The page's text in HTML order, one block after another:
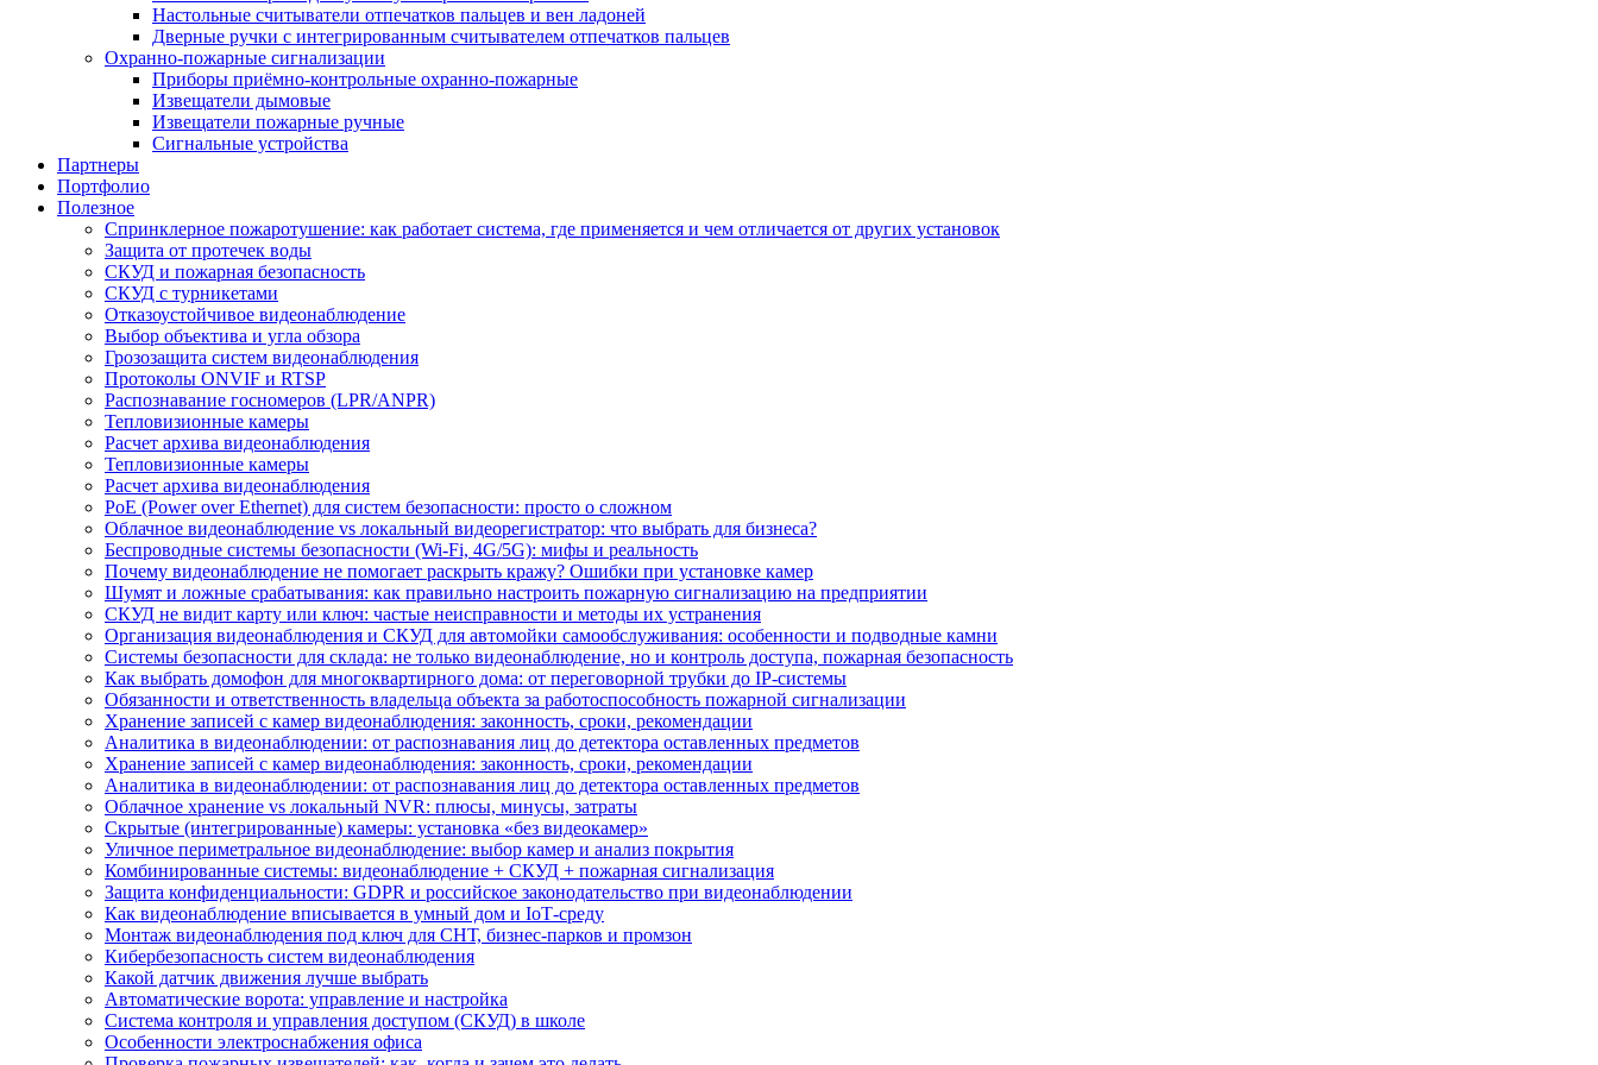
Настольные считыватели отпечатков пальцев и вен ладоней
Дверные ручки с интегрированным считывателем отпечатков пальцев
Охранно-пожарные сигнализации
Приборы приёмно-контрольные охранно-пожарные
Извещатели дымовые
Извещатели пожарные ручные
Сигнальные устройства
Партнеры
Портфолио
Полезное
Спринклерное пожаротушение: как работает система, где применяется и чем отличается от других установок
Защита от протечек воды
СКУД и пожарная безопасность
СКУД с турникетами
Отказоустойчивое видеонаблюдение
Выбор объектива и угла обзора
Грозозащита систем видеонаблюдения
Протоколы ONVIF и RTSP
Распознавание госномеров (LPR/ANPR)
Тепловизионные камеры
Расчет архива видеонаблюдения
Тепловизионные камеры
Расчет архива видеонаблюдения
PoE (Power over Ethernet) для систем безопасности: просто о сложном
Облачное видеонаблюдение vs локальный видеорегистратор: что выбрать для бизнеса?
Беспроводные системы безопасности (Wi-Fi, 4G/5G): мифы и реальность
Почему видеонаблюдение не помогает раскрыть кражу? Ошибки при установке камер
Шумят и ложные срабатывания: как правильно настроить пожарную сигнализацию на предприятии
СКУД не видит карту или ключ: частые неисправности и методы их устранения
Организация видеонаблюдения и СКУД для автомойки самообслуживания: особенности и подводные камни
Системы безопасности для склада: не только видеонаблюдение, но и контроль доступа, пожарная безопасность
Как выбрать домофон для многоквартирного дома: от переговорной трубки до IP-системы
Обязанности и ответственность владельца объекта за работоспособность пожарной сигнализации
Хранение записей с камер видеонаблюдения: законность, сроки, рекомендации
Аналитика в видеонаблюдении: от распознавания лиц до детектора оставленных предметов
Хранение записей с камер видеонаблюдения: законность, сроки, рекомендации
Аналитика в видеонаблюдении: от распознавания лиц до детектора оставленных предметов
Облачное хранение vs локальный NVR: плюсы, минусы, затраты
Скрытые (интегрированные) камеры: установка «без видеокамер»
Уличное периметральное видеонаблюдение: выбор камер и анализ покрытия
Комбинированные системы: видеонаблюдение + СКУД + пожарная сигнализация
Защита конфиденциальности: GDPR и российское законодательство при видеонаблюдении
Как видеонаблюдение вписывается в умный дом и IoT‑среду
Монтаж видеонаблюдения под ключ для СНТ, бизнес‑парков и промзон
Кибербезопасность систем видеонаблюдения
Какой датчик движения лучше выбрать
Автоматические ворота: управление и настройка
Система контроля и управления доступом (СКУД) в школе
Особенности электроснабжения офиса